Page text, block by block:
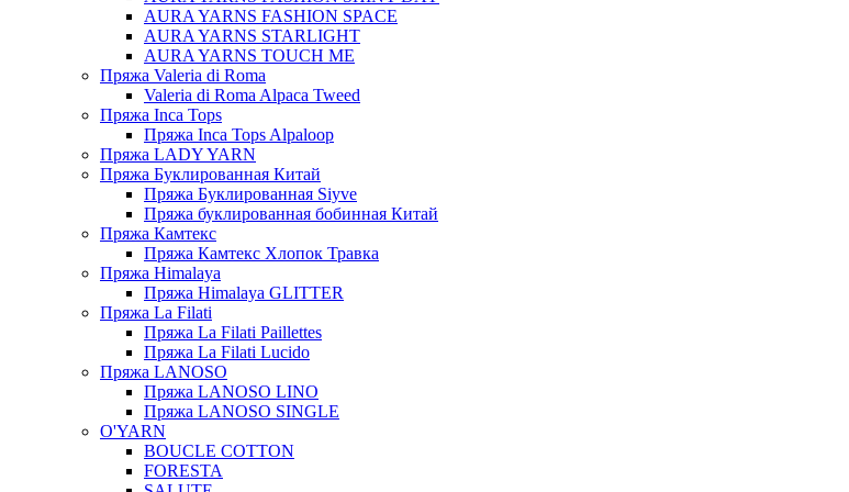
AURA YARNS FASHION SPACE
AURA YARNS STARLIGHT
AURA YARNS TOUCH ME
Пряжа Valeria di Roma
Valeria di Roma Alpaca Tweed
Пряжа Inca Tops
Пряжа Inca Tops Alpaloop
Пряжа LADY YARN
Пряжа Буклированная Китай
Пряжа Буклированная Siyve
Пряжа буклированная бобинная Китай
Пряжа Камтекс
Пряжа Камтекс Хлопок Травка
Пряжа Himalaya
Пряжа Himalaya GLITTER
Пряжа La Filati
Пряжа La Filati Paillettes
Пряжа La Filati Lucido
Пряжа LANOSO
Пряжа LANOSO LINO
Пряжа LANOSO SINGLE
O'YARN
BOUCLE COTTON
FORESTA